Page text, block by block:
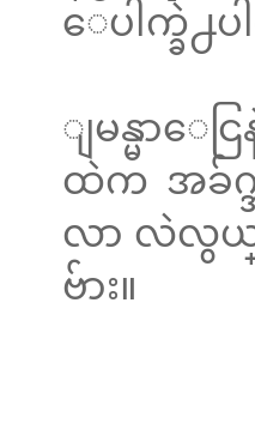
ေပါက္ခဲ႕
ျမန္မာေ
ထဲက အခ်က္
လာ လဲလွယ္ႏံ
ဗ်ား။